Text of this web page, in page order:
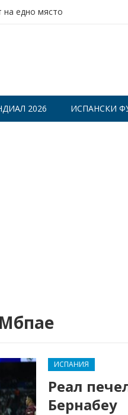
на едно място
2026 ИСПАНСКИ
ИСПАНИЯ
Реал
Бернабеу